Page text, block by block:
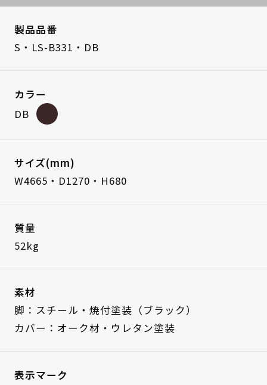
製品品番
S・LS-B331・DB
カラー
DB
サイズ(mm)
W4665・D1270・H680
質量
52kg
素材
脚：スチール・焼付塗装（ブラック）
カバー：オーク材・ウレタン塗装
表示マーク